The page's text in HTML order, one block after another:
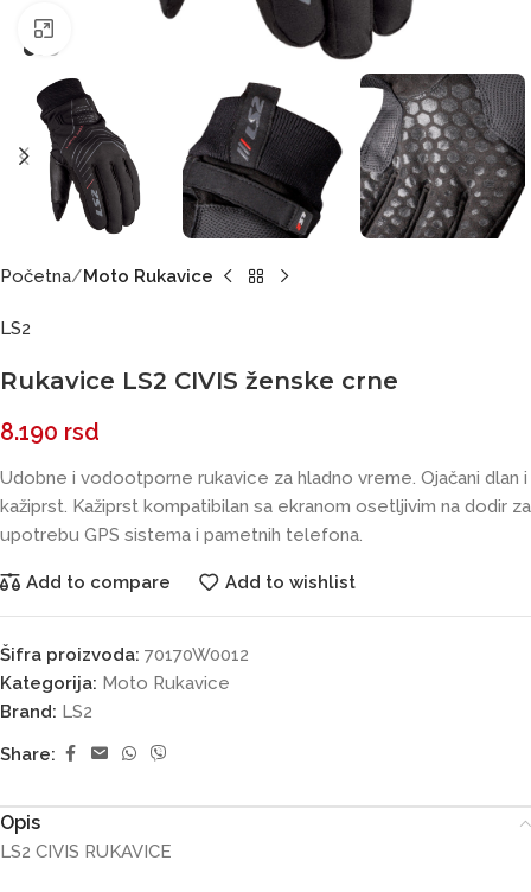
Početna Moto Rukavice
LS2
Rukavice LS2 CIVIS ženske crne
8.190 rsd
Udobne i vodootporne rukavice za hladno vreme. Ojačani dlan i
kažiprst. Kažiprst kompatibilan sa ekranom osetljivim na dodir za
upotrebu GPS sistema i pametnih telefona.
Add to compare Add to wishlist
Šifra proizvoda: 70170W0012
Kategorija: Moto Rukavice
Brand: LS2
Share:
Opis
LS2 CIVIS RUKAVICE